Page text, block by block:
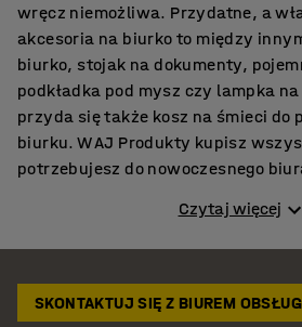
wręcz niemożliwa. Przydatne, a
akcesoria na biurko to między
biurko, stojak na dokumenty,
podkładka pod mysz czy lampka
przyda się także kosz na śmieci do
biurku. W AJ Produkty kupisz
potrzebujesz do nowoczesnego
różnego rodzaju materiały
przydadzą się z pewnością także
Organizery na dokumenty i
Czytaj więcej
SKONTAKTUJ SIĘ Z BIUREM